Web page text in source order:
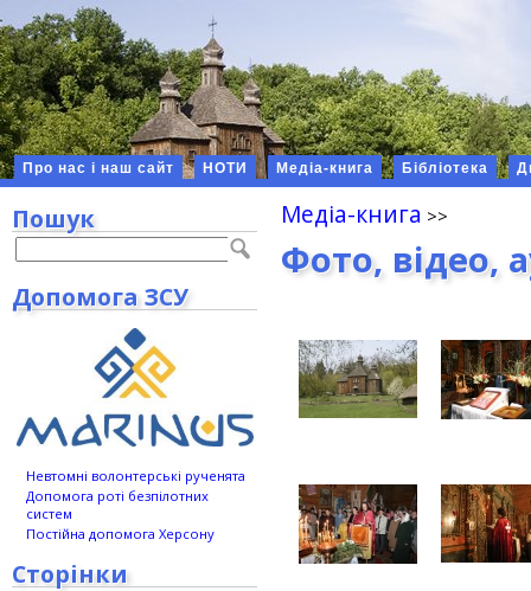
Про нас і наш сайт НОТИ Медіа-книга Бібліотека
Медіа-книга
Фото, відео,
Пошук
Допомога ЗСУ
Невтомні волонтерські рученята
Допомога роті безпілотних
систем
Постійна допомога Херсону
Сторінки